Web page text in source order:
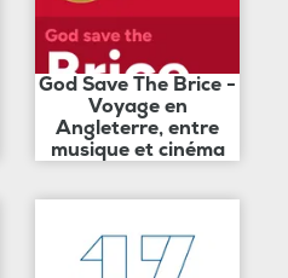
God Save The Brice -
Voyage en
Angleterre, entre
musique et cinéma